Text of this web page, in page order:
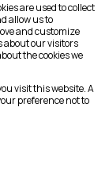
are used to collect
allow us to
and customize
about our visitors
the cookies we
visit this website. A
preference not to